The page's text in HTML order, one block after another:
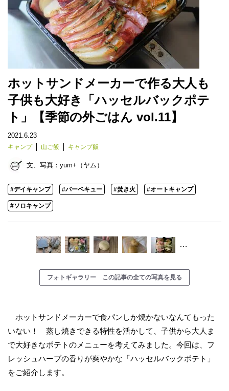
ホットサンドメーカーで作る大人も
子供も大好き「ハッセルバックポテ
ト」【季節の外ごはん vol.11】
2021.6.23
キャンプ 山ご飯 キャンプ飯
文、写真： yum+（ヤム）
#デイキャンプ #バーベキュー #焚き火 #オートキャンプ
#ソロキャンプ
…
フォトギャラリー この記事の全ての写真を見る
ホットサンドメーカーで食パンしか焼かないなんてもった
いない！ 蒸し焼きできる特性を活かして、子供から大人ま
で大好きなポテトのメニューを考えてみました。今回は、フ
レッシュハーブの香りが爽やかな「ハッセルバックポテト」
をご紹介します。